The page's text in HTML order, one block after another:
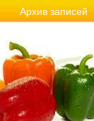
Архив записей